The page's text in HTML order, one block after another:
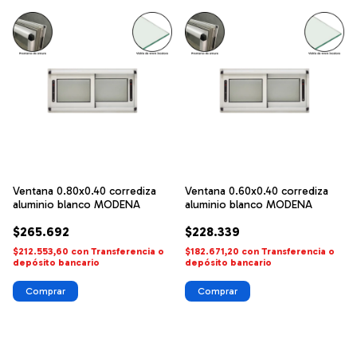
Ventana 0.80x0.40 corrediza
aluminio blanco MODENA
$265.692
$212.553,60 con Transferencia o
depósito bancario
Ventana 0.60x0.40 corrediza
aluminio blanco MODENA
$228.339
$182.671,20 con Transferencia o
depósito bancario